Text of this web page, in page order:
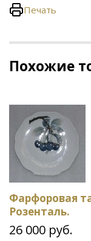
Печать
Похожие
Фарфоровая
Розенталь.
26 000 руб.